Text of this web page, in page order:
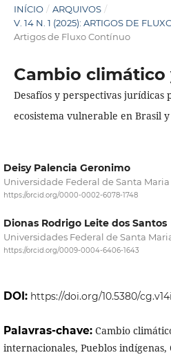
INÍCIO / ARQUIVOS /
V. 14 N. 1 (2025): ARTIGOS DE
Artigos de Fluxo Contínuo
Cambio climático
Desafíos y perspectivas
ecosistema vulnerable en Brasil
Deisy Palencia Geronimo
Universidade Federal de Santa Maria
https://orcid.org/0000-0002-6078-1748
Dionas Rodrigo Leite dos Santos
Universidades Federal de Santa
https://orcid.org/0009-0004-6406-1643
DOI: https://doi.org/10.5380/
Palavras-chave: Cambio
internacionales, Pueblos indígenas,